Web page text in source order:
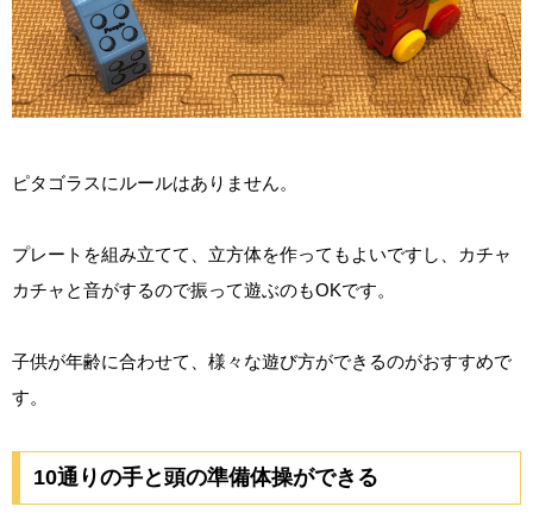
ピタゴラスにルールはありません。
プレートを組み立てて、立方体を作ってもよいですし、カチャ
カチャと音がするので振って遊ぶのもOKです。
子供が年齢に合わせて、様々な遊び方ができるのがおすすめで
す。
10通りの手と頭の準備体操ができる